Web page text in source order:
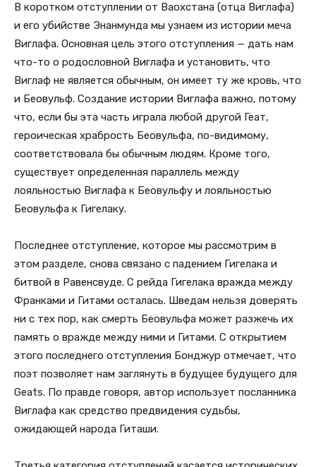
В коротком отступлении от Ваохстана (отца Виглафа)
и его убийстве Энанмунда мы узнаем из истории меча
Виглафа. Основная цель этого отступления — дать нам
что-то о родословной Виглафа и установить, что
Виглаф не является обычным, он имеет ту же кровь, что
и Беовульф. Создание истории Виглафа важно, потому
что, если бы эта часть играла любой другой Геат,
героическая храбрость Беовульфа, по-видимому,
соответствовала бы обычным людям. Кроме того,
существует определенная параллель между
лояльностью Виглафа к Беовульфу и лояльностью
Беовульфа к Гигелаку.
Последнее отступление, которое мы рассмотрим в
этом разделе, снова связано с падением Гигелака и
битвой в Равенсвуде. С рейда Гигелака вражда между
Франками и Гитами осталась. Шведам нельзя доверять
ни с тех пор, как смерть Беовульфа может разжечь их
память о вражде между ними и Гитами. С открытием
этого последнего отступления Бонджур отмечает, что
поэт позволяет нам заглянуть в будущее будущего для
Geats. По правде говоря, автор использует посланника
Виглафа как средство предвидения судьбы,
ожидающей народа Гиташи.